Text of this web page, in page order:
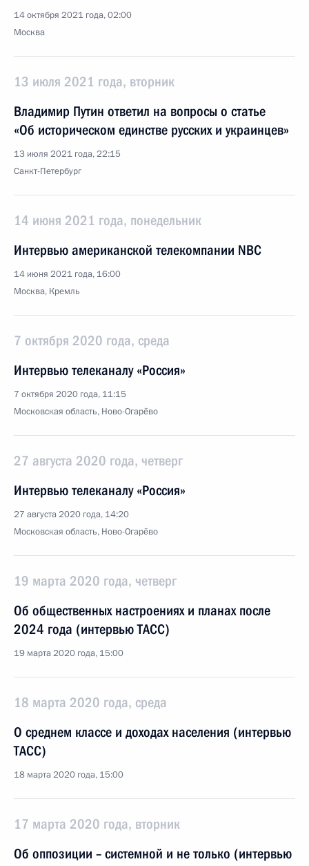
14 октября 2021 года, 02:00
Москва
13 июля 2021 года, вторник
Владимир Путин ответил на вопросы о статье
«Об историческом единстве русских и украинцев»
13 июля 2021 года, 22:15
Санкт-Петербург
14 июня 2021 года, понедельник
Интервью американской телекомпании NBC
14 июня 2021 года, 16:00
Москва, Кремль
7 октября 2020 года, среда
Интервью телеканалу «Россия»
7 октября 2020 года, 11:15
Московская область, Ново-Огарёво
27 августа 2020 года, четверг
Интервью телеканалу «Россия»
27 августа 2020 года, 14:20
Московская область, Ново-Огарёво
19 марта 2020 года, четверг
Об общественных настроениях и планах после
2024 года (интервью ТАСС)
19 марта 2020 года, 15:00
18 марта 2020 года, среда
О среднем классе и доходах населения (интервью
ТАСС)
18 марта 2020 года, 15:00
17 марта 2020 года, вторник
Об оппозиции – системной и не только (интервью